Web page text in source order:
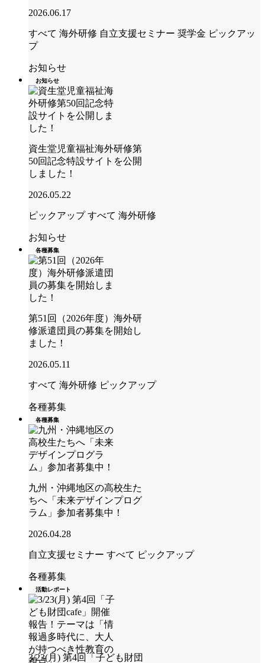
2026.06.17
すべて 海外研修 自立支援セミナー 奨学金 ピックアッ
プ
お知らせ
お知らせ
資生堂児童福祉海外研修第
50回記念特設サイトを公開
しました！
2026.05.22
ピックアップ すべて 海外研修
お知らせ
各種募集
第51回（2026年度）海外研
修派遣団員の募集を開始し
ました！
2026.05.11
すべて 海外研修 ピックアップ
各種募集
各種募集
九州・沖縄地区の高校生た
ちへ「未来デザインプログ
ラム」参加者募集中！
2026.04.28
自立支援セミナー すべて ピックアップ
各種募集
活動レポート
3/23(月) 第4回「子ども財団